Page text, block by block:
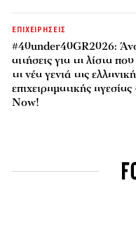
ΕΠΙΧΕΙΡΗΣΕΙΣ
#40under40GR2026:
αιτήσεις για τη λίστα
τη νέα γενιά της
επιχειρηματικής
Now!